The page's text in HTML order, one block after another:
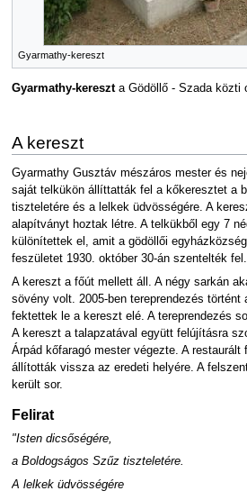
Gyarmathy-kereszt
Gyarmathy-kereszta Gödöllő - Szada közti
A kereszt
Gyarmathy Gusztáv mészáros mester és
saját telkükön állíttatták fel a kőkeresztet a
tiszteletére és a lelkek üdvösségére. A
alapítványt hoztak létre. A telkükből egy 7
különítettek el, amit a gödöllői
feszületet 1930. október 30-án szentelték fel.
A kereszt a főút mellett áll. A négy sarkán
sövény volt. 2005-ben tereprendezés történt
fektettek le a kereszt elé. A tereprendezés
A kereszt a talapzatával együtt felújításra
Árpád kőfaragó mester végezte. A restaurált
állították vissza az eredeti helyére. A
került sor.
Felirat
"Isten dicsőségére,
a Boldogságos Szűz tiszteletére.
A lelkek üdvösségére